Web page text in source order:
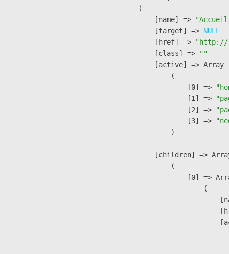
        (
            [name] =>
            [target] =>
NULL
            [href] =>
"http://
            [class] =>
""
            [active] => Array
                (
                    [0] =>
                    [1] =>
                    [2] =>
                    [3] =>
                )
[children] =>
                (
[0] =>
                        (